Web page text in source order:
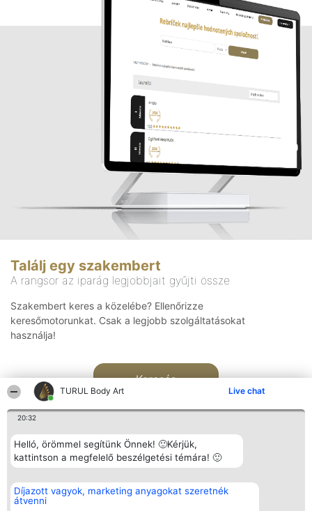
TURUL Body Art Live chat
20:32
Helló, örömmel segítünk Önnek! 🙂Kérjük,
kattintson a megfelelő beszélgetési témára! 🙂
Díjazott vagyok, marketing anyagokat szeretnék
átvenni
Találj egy szakembert
A rangsor az iparág legjobbjait gyűjti össze
Szakembert keres a közelébe? Ellenőrizze
keresőmotorunkat. Csak a legjobb szolgáltatásokat
használja!
Keresés
Rangsorszervező
SC Beautiful Company S.R.L.
Bulevardul Aleea Timișul De
Népszavazás
Nyertesek
Elérhetőség
Elérhetőség